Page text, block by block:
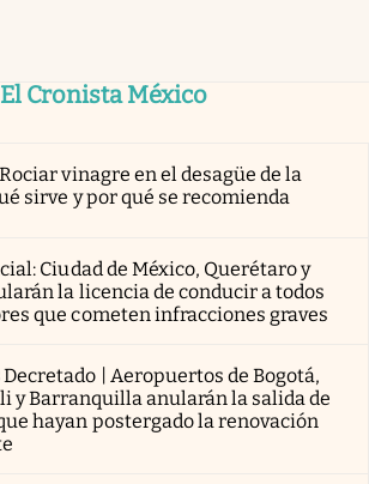
Cronista México
Rociar vinagre en el desagüe de la
sirve y por qué se recomienda
Ciudad de México, Querétaro y
la licencia de conducir a todos
que cometen infracciones graves
Decretado | Aeropuertos de Bogotá,
y Barranquilla anularán la salida de
hayan postergado la renovación